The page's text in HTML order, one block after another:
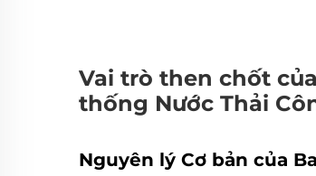
Vai trò then chốt
thống Nước Thải
Nguyên lý Cơ bản của